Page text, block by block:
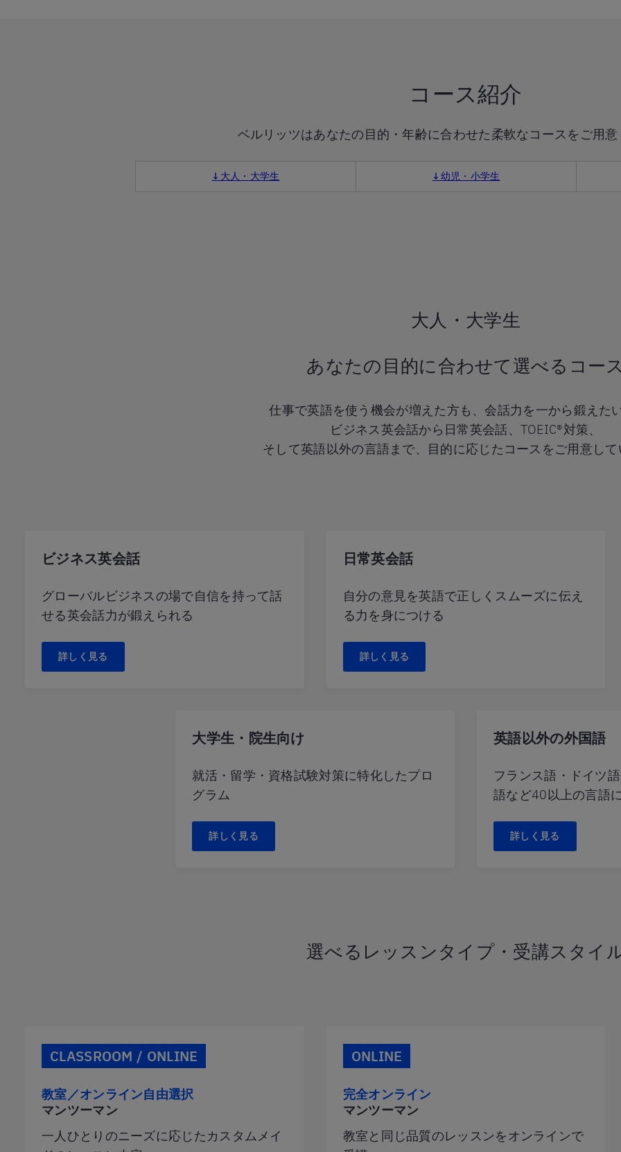
コース紹介
ベルリッツはあなたの目的・年齢に合わせた柔軟なコースをご用意
↓大人・大学生 ↓幼児・小学生
大人・大学生
あなたの目的に合わせて選べるコース
仕事で英語を使う機会が増えた方も、会話力を一から鍛えたい
ビジネス英会話から日常英会話、TOEIC®対策、
そして英語以外の言語まで、目的に応じたコースをご用意して
ビジネス英会話
グローバルビジネスの場で自信を持って話
せる英会話力が鍛えられる
詳しく見る
日常英会話
自分の意見を英語で正しくスムーズに伝え
る力を身につける
詳しく見る
大学生・院生向け
就活・留学・資格試験対策に特化したプロ
グラム
詳しく見る
英語以外の外国語
フランス語・ドイツ
語など40以上の言語
詳しく見る
選べるレッスンタイプ・受講スタイ
CLASSROOM / ONLINE
教室／オンライン自由選択
マンツーマン
一人ひとりのニーズに応じたカスタムメイ
ONLINE
完全オンライン
マンツーマン
教室と同じ品質のレッスンをオンラインで